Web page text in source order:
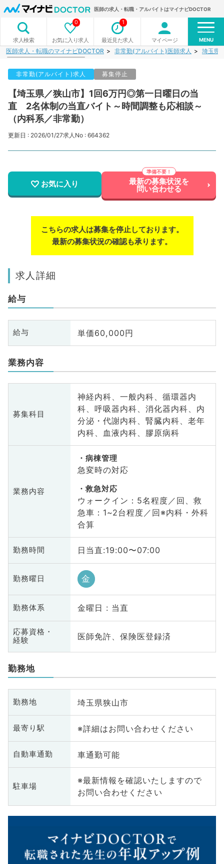
医師の求人・転職・アルバイトはマイナビDOCTOR
求人検索 お気に入り求人
0
最近見た求人
1
マイページ MENU
医師求人・転職のマイナビDOCTOR 非常勤(アルバイト)医師求人 埼玉県
非常勤(アルバイト)求人 募集停止
【埼玉県／狭山市】1回6万円◎第一日曜日の当
直 2名体制の当直バイト～時間調整も応相談～
（内科系／非常勤）
更新日 : 2026/01/27求人No : 664362
お気に入り 最新の募集状況を
問い合わせる
こちらの求人は募集を停止しております。
最新の募集状況の確認も承ります。
求人詳細
給与
給与 単価60,000円
業務内容
募集科目
神経内科、一般内科、循環器内
科、呼吸器内科、消化器内科、内
分泌・代謝内科、腎臓内科、老年
内科、血液内科、膠原病科
業務内容
病棟管理
急変時の対応
救急対応
ウォークイン：5名程度／回、救
急車：1~2台程度／回※内科・外科
合算
勤務時間 日当直:19:00〜07:00
勤務曜日 金
勤務体系 金曜日 : 当直
応募資格・
経験
医師免許、保険医登録済
勤務地
勤務地 埼玉県狭山市
最寄り駅 ※詳細はお問い合わせください
自動車通勤 車通勤可能
駐車場
※最新情報を確認いたしますので
お問い合わせください